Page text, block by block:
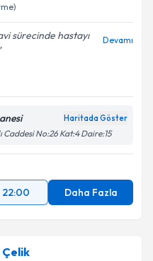
sürecinde hastayı
Devamı
Haritada Göster
Caddesi No:26 Kat:4 Daire:15
22:00 Daha Fazla